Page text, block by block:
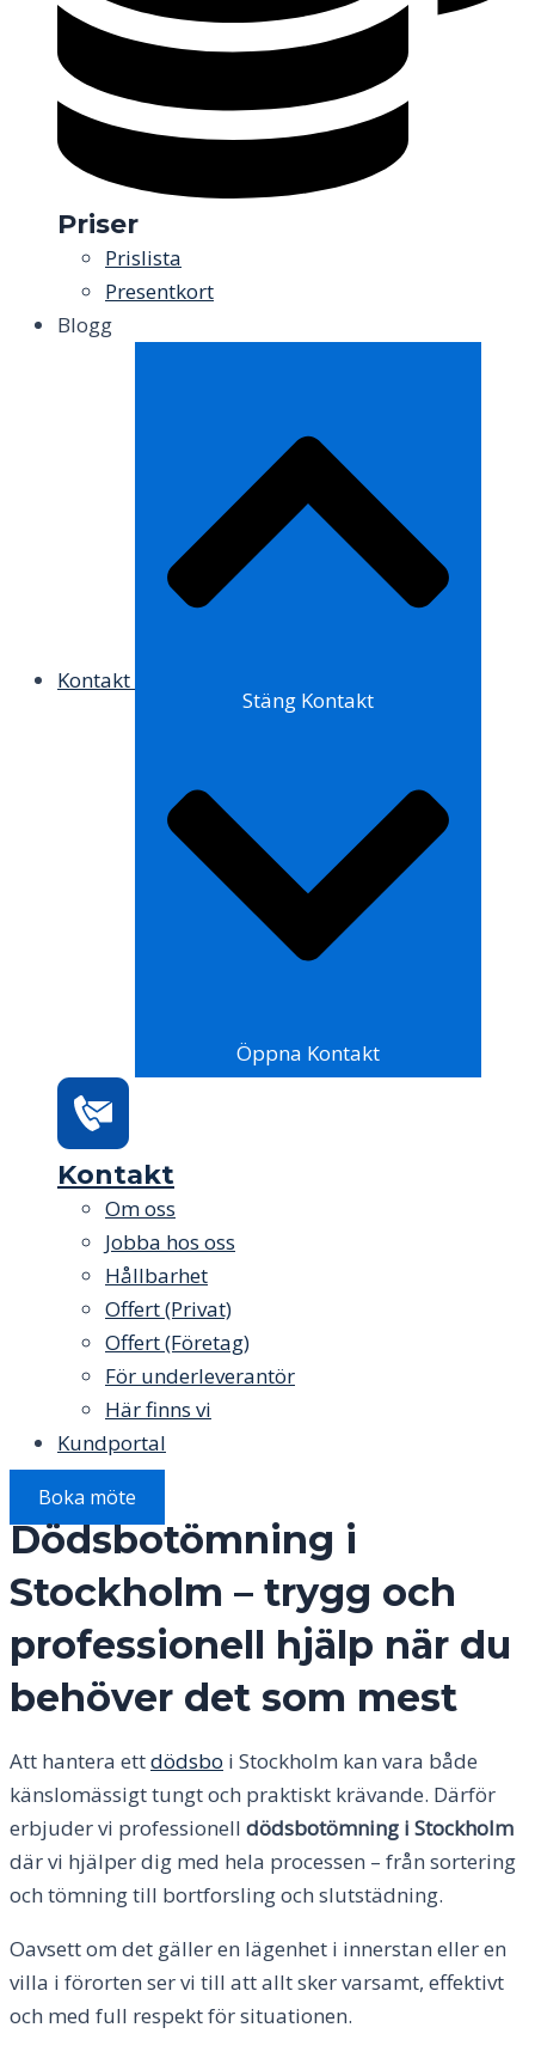
Priser
Prislista
Presentkort
Blogg
Kontakt
Stäng Kontakt
Öppna Kontakt
Kontakt
Om oss
Jobba hos oss
Hållbarhet
Offert (Privat)
Offert (Företag)
För underleverantör
Här finns vi
Kundportal
Boka möte
Dödsbotömning i
Stockholm – trygg och
professionell hjälp när du
behöver det som mest
Att hantera ettdödsbo i Stockholm kan vara både
känslomässigt tungt och praktiskt krävande. Därför
erbjuder vi professionell dödsbotömning i Stockholm
där vi hjälper dig med hela processen – från sortering
och tömning till bortforsling och slutstädning.
Oavsett om det gäller en lägenhet i innerstan eller en
villa i förorten ser vi till att allt sker varsamt, effektivt
och med full respekt för situationen.